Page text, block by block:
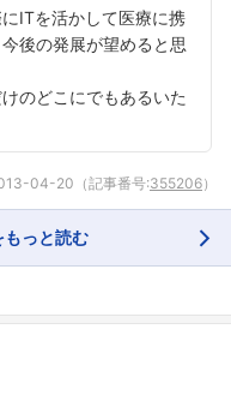
ITを活かして医療に携
後の発展が望めると思
のどこにでもあるいた
04-20 （記事番号:355206）
っと読む